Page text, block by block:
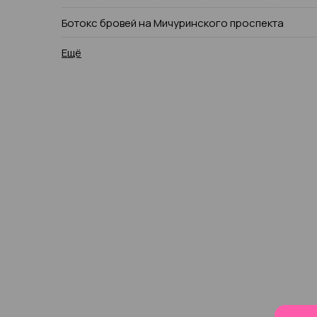
Ботокс бровей на Мичуринского проспекта
Ещё